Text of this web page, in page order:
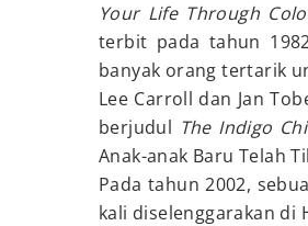
Your Life Through
terbit pada tahun
banyak orang tertarik
Lee Carroll dan Jan
berjudul The Indigo
Anak-anak Baru Telah
Pada tahun 2002,
kali diselenggarakan di